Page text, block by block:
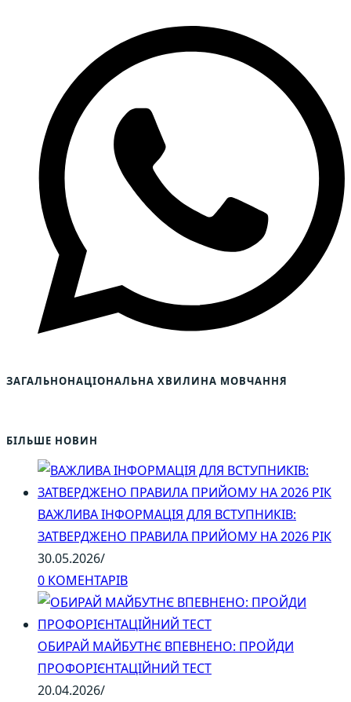
ЗАГАЛЬНОНАЦІОНАЛЬНА ХВИЛИНА МОВЧАННЯ
БІЛЬШЕ НОВИН
ВАЖЛИВА ІНФОРМАЦІЯ ДЛЯ ВСТУПНИКІВ:
ЗАТВЕРДЖЕНО ПРАВИЛА ПРИЙОМУ НА 2026 РІК
30.05.2026/
0 КОМЕНТАРІВ
ОБИРАЙ МАЙБУТНЄ ВПЕВНЕНО: ПРОЙДИ
ПРОФОРІЄНТАЦІЙНИЙ ТЕСТ
20.04.2026/